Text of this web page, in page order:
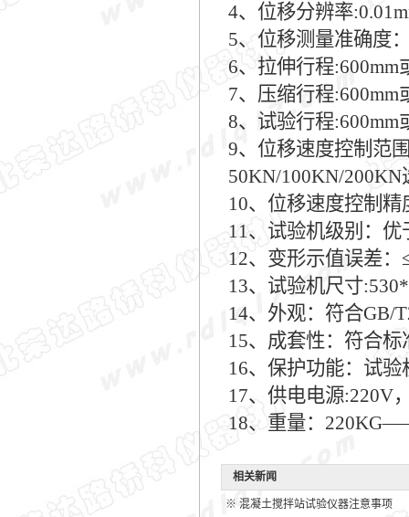
4、位移分辨率
5、位移测量准确度
6、拉伸行程:600mm
7、压缩行程:600mm
8、试验行程:600mm
9、位移速度控制范
50KN/100KN/
10、位移速度控制精
11、试验机级别：优
12、变形示值误差：
13、试验机尺寸
14、外观：符合GB/
15、成套性：符合标
16、保护功能：试
17、供电电源:220V
18、重量：
相关新闻
※ 混凝土搅拌站试验仪器注意事项